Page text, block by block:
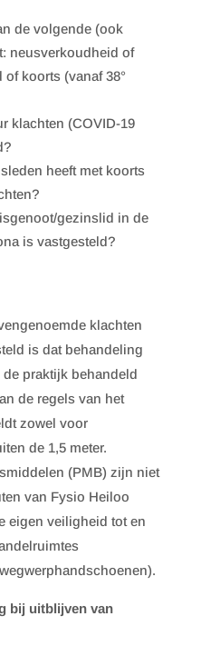
de volgende (ook
neusverkoudheid of
koorts (vanaf 38°
klachten (COVID-19
heeft met koorts
gezinslid in de
is vastgesteld?
klachten
is dat behandeling
praktijk behandeld
de regels van het
zowel voor
de 1,5 meter.
(PMB) zijn niet
van Fysio Heiloo
eigen veiligheid tot en
bij uitblijven van